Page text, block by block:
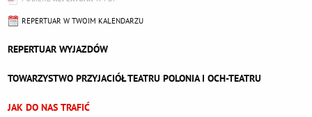
REPERTUAR W TWOIM KALENDARZU
REPERTUAR WYJAZDÓW
TOWARZYSTWO PRZYJACIÓŁ TEATRU POLONIA I OCH-TEATRU
JAK DO NAS TRAFIĆ